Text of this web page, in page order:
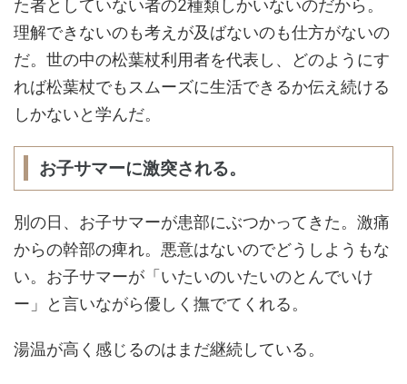
た者としていない者の2種類しかいないのだから。
理解できないのも考えが及ばないのも仕方がないの
だ。世の中の松葉杖利用者を代表し、どのようにす
れば松葉杖でもスムーズに生活できるか伝え続ける
しかないと学んだ。
お子サマーに激突される。
別の日、お子サマーが患部にぶつかってきた。激痛
からの幹部の痺れ。悪意はないのでどうしようもな
い。お子サマーが「いたいのいたいのとんでいけ
ー」と言いながら優しく撫でてくれる。
湯温が高く感じるのはまだ継続している。